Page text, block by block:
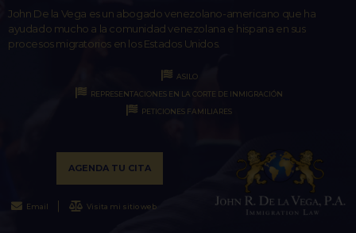
John De la Vega es un abogado venezolano-americano que ha
ayudado mucho a la comunidad venezolana e hispana en sus
procesos migratorios en los Estados Unidos.
ASILO
REPRESENTACIONES EN LA CORTE DE INMIGRACIÓN
PETICIONES FAMILIARES
AGENDA TU CITA
Email Visita mi sitio web